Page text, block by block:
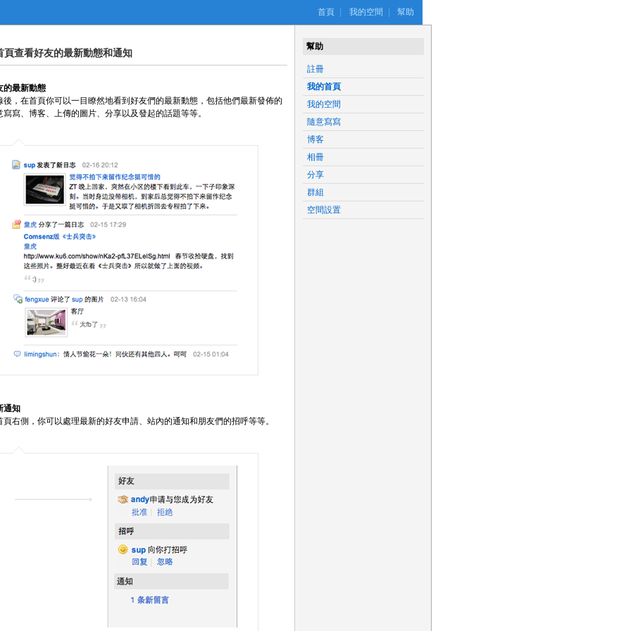
首頁 我的空間 幫助
頁查看好友的最新動態和通知
的最新動態
後，在首頁你可以一目瞭然地看到好友們的最新動態，包括他們最新發佈的
寫寫、博客、上傳的圖片、分享以及發起的話題等等。
通知
頁右側，你可以處理最新的好友申請、站內的通知和朋友們的招呼等等。
幫助
註冊
我的首頁
我的空間
隨意寫寫
博客
相冊
分享
群組
空間設置